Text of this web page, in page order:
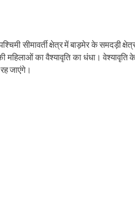
सीमावर्ती क्षेत्र में बाड़मेर के समदड़ी
महिलाओं का वैश्यावृति का धंधा। वेश्यावृति
जाएंगे।